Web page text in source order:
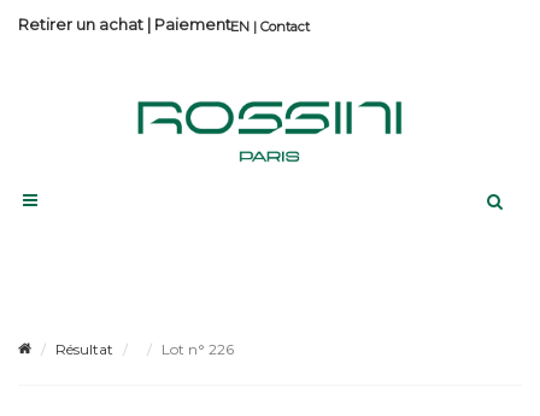
Contact
Retirer un achat | Paiement
Résultat Lot n° 226